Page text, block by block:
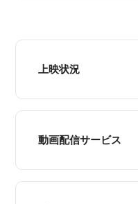
上映状況
動画配信サービス